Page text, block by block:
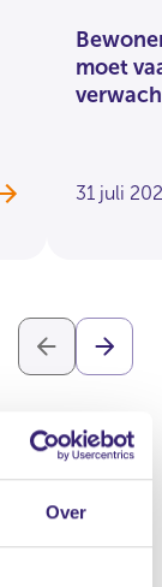
Over
moet
31 juli